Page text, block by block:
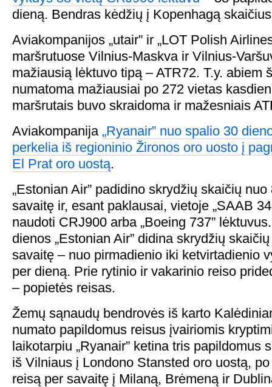
dieną. Bendras kėdžių į Kopenhagą
Aviakompanijos „utair” ir „LOT Polish
maršrutuose Vilnius-Maskva ir Vilnius-
mažiausią lėktuvo tipą – ATR72. T.y. abiem
numatoma mažiausiai po 272 vietas
maršrutais buvo skraidoma ir mažesniais
Aviakompanija „Ryanair” nuo spalio 30
perkelia iš regioninio Žironos oro uosto į
El Prat oro uostą.
„Estonian Air” padidino skrydžių skaičių
savaitę ir, esant paklausai, vietoje „SAAB
naudoti CRJ900 arba „Boeing 737”
dienos „Estonian Air” didina skrydžių
savaitę – nuo pirmadienio iki ketvirtadienio
per dieną. Prie rytinio ir vakarinio reiso
– popietės reisas.
Žemų sąnaudų bendrovės iš karto
numato papildomus reisus įvairiomis
laikotarpiu „Ryanair” ketina tris papildomus
iš Vilniaus į Londono Stansted oro uostą,
reisą per savaitę į Milaną, Brėmeną ir